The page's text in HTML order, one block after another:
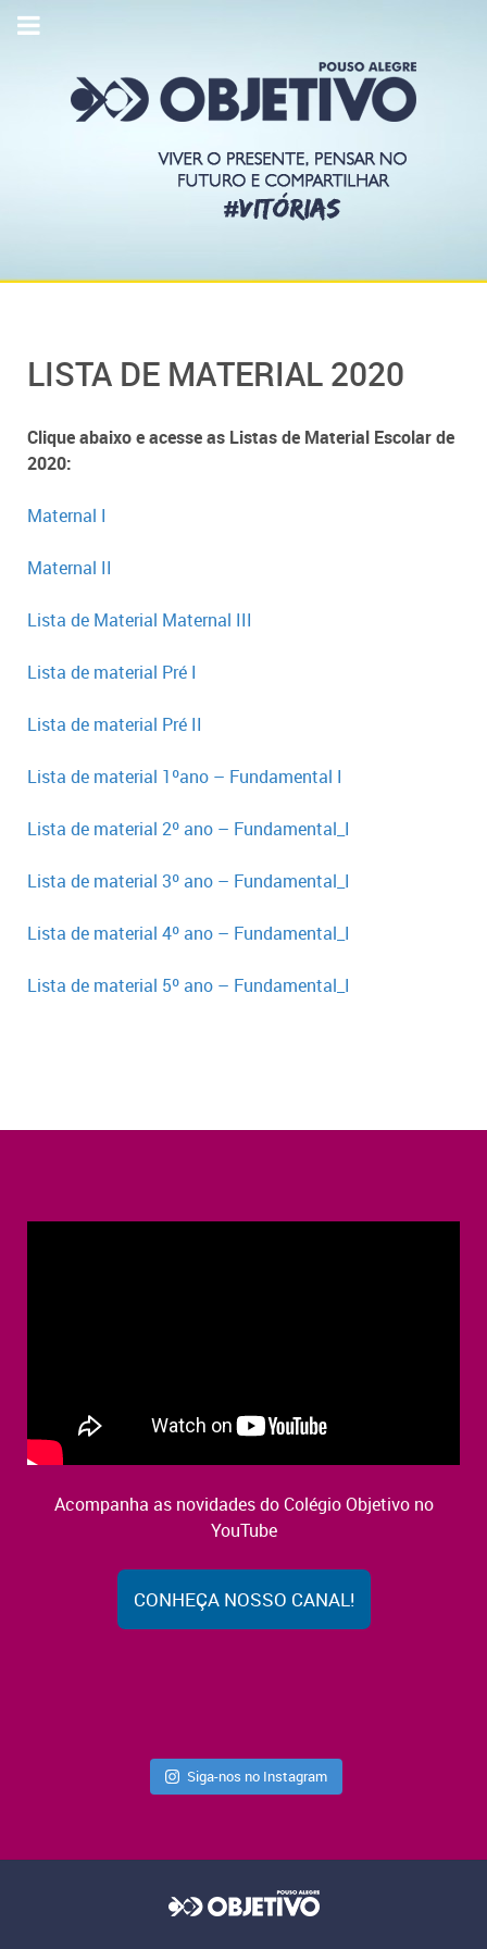
LISTA DE MATERIAL 2020
Clique abaixo e acesse as Listas de Material Escolar de
2020:
Maternal I
Maternal II
Lista de Material Maternal III
Lista de material Pré I
Lista de material Pré II
Lista de material 1ºano – Fundamental I
Lista de material 2º ano – Fundamental_I
Lista de material 3º ano – Fundamental_I
Lista de material 4º ano – Fundamental_I
Lista de material 5º ano – Fundamental_I
Acompanha as novidades do Colégio Objetivo no
YouTube
CONHEÇA NOSSO CANAL!
Siga-nos no Instagram